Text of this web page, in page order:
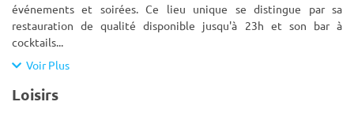
événements et soirées. Ce lieu unique se distingue par sa
restauration de qualité disponible jusqu'à 23h et son bar à
cocktails...
Voir Plus
Loisirs